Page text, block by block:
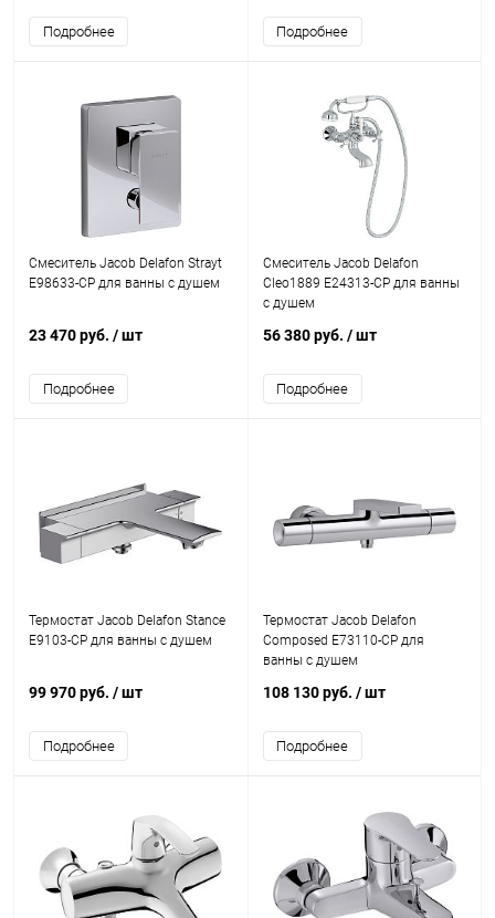
Подробнее Подробнее
Смеситель Jacob Delafon Strayt
E98633-CP для ванны с душем
23 470 руб. / шт
Подробнее
Смеситель Jacob Delafon
Cleo1889 E24313-CP для ванны
с душем
56 380 руб. / шт
Подробнее
Термостат Jacob Delafon Stance
E9103-CP для ванны с душем
99 970 руб. / шт
Подробнее
Термостат Jacob Delafon
Composed E73110-CP для
ванны с душем
108 130 руб. / шт
Подробнее